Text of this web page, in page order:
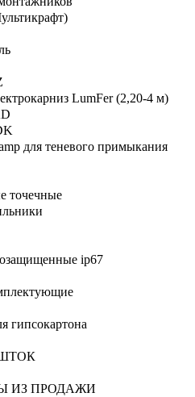
LumFer (2,20-4 м)
для теневого примыкания
точечные
ip67
гипсокартона
ШТОК
ИЗ ПРОДАЖИ